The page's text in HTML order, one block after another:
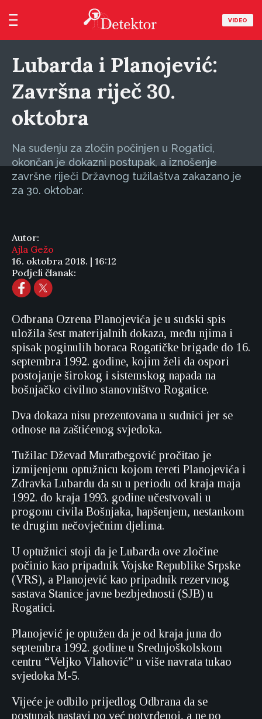
VIDEO
Lubarda i Planojević:
Završna riječ 30.
oktobra
Na suđenju za zločin počinjen u Rogatici,
okončan je dokazni postupak, a iznošenje
završne riječi Državnog tužilaštva zakazano je
za 30. oktobar.
Autor:
Ajla Gežo
16. oktobra 2018. | 16:12
Podjeli članak:
Odbrana Ozrena Planojevića je u sudski spis
uložila šest materijalnih dokaza, među njima i
spisak poginulih boraca Rogatičke brigade do 16.
septembra 1992. godine, kojim želi da ospori
postojanje širokog i sistemskog napada na
bošnjačko civilno stanovništvo Rogatice.
Dva dokaza nisu prezentovana u sudnici jer se
odnose na zaštićenog svjedoka.
Tužilac Dževad Muratbegović pročitao je
izmijenjenu optužnicu kojom tereti Planojevića i
Zdravka Lubardu da su u periodu od kraja maja
1992. do kraja 1993. godine učestvovali u
progonu civila Bošnjaka, hapšenjem, nestankom
te drugim nečovječnim djelima.
U optužnici stoji da je Lubarda ove zločine
počinio kao pripadnik Vojske Republike Srpske
(VRS), a Planojević kao pripadnik rezervnog
sastava Stanice javne bezbjednosti (SJB) u
Rogatici.
Planojević je optužen da je od kraja juna do
septembra 1992. godine u Srednjoškolskom
centru “Veljko Vlahović” u više navrata tukao
svjedoka M-5.
Vijeće je odbilo prijedlog Odbrana da se
postupak nastavi po već potvrđenoj, a ne po